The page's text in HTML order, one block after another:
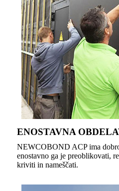
ENOSTAVNA
NEWCOBOND ACP ima
enostavno ga je preoblikovati,
kriviti in nameščati.